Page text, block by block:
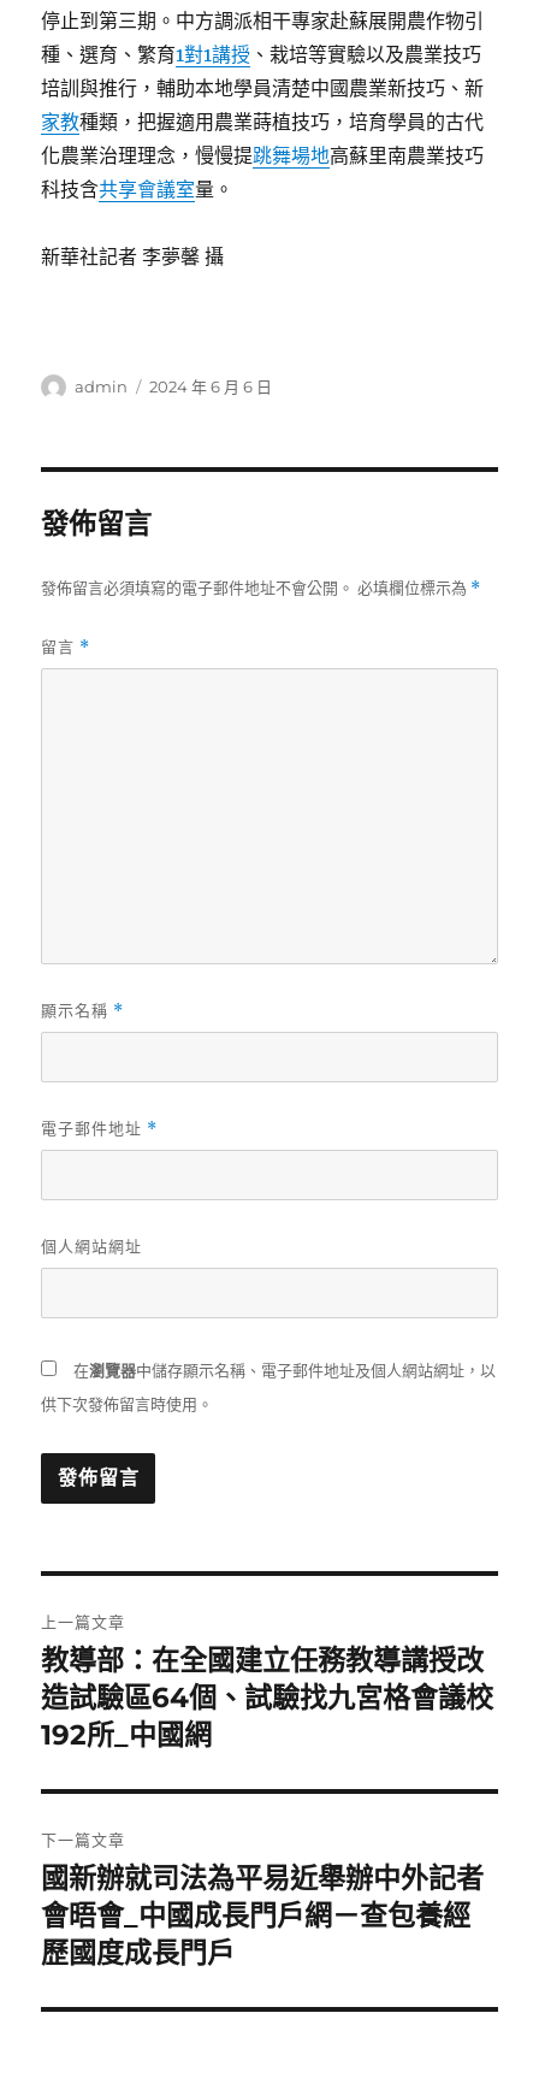
停止到第三期。中方調派相干專家赴蘇展開農作物引
種、選育、繁育1對1講授 、栽培等實驗以及農業技巧
培訓與推行，輔助本地學員清楚中國農業新技巧、新
家教種類，把握適用農業蒔植技巧，培育學員的古代
化農業治理理念，慢慢提跳舞場地高蘇里南農業技巧
科技含共享會議室量。
新華社記者 李夢馨 攝
作
admin
發
2024 年 6 月 6 日
發佈留言
發佈留言必須填寫的電子郵件地址不會公開。 必填欄位標示為 *
留言 *
顯示名稱 *
電子郵件地址 *
個人網站網址
在瀏覽器中儲存顯示名稱、電子郵件地址及個人網站網址，以
供下次發佈留言時使用。
章
導
覽
上一篇文章
上
一
篇
章:
教導部：在全國建立任務教導講授改
造試驗區64個、試驗找九宮格會議校
192所_中國網
下一篇文章
下
一
篇
章:
國新辦就司法為平易近舉辦中外記者
會晤會_中國成長門戶網－查包養經
歷國度成長門戶